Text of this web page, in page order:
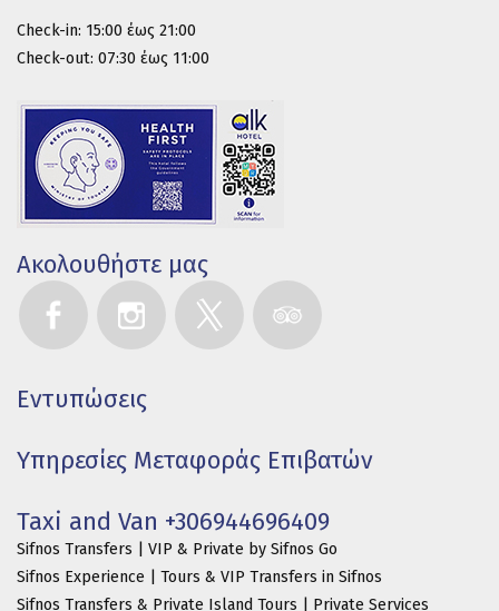
Check-in: 15:00 έως 21:00
Check-out: 07:30 έως 11:00
Ακολουθήστε μας
Εντυπώσεις
Υπηρεσίες Μεταφοράς Επιβατών
Taxi and Van +306944696409
Sifnos Transfers | VIP & Private by Sifnos Go
Sifnos Experience | Tours & VIP Transfers in Sifnos
Sifnos Transfers & Private Island Tours | Private Services